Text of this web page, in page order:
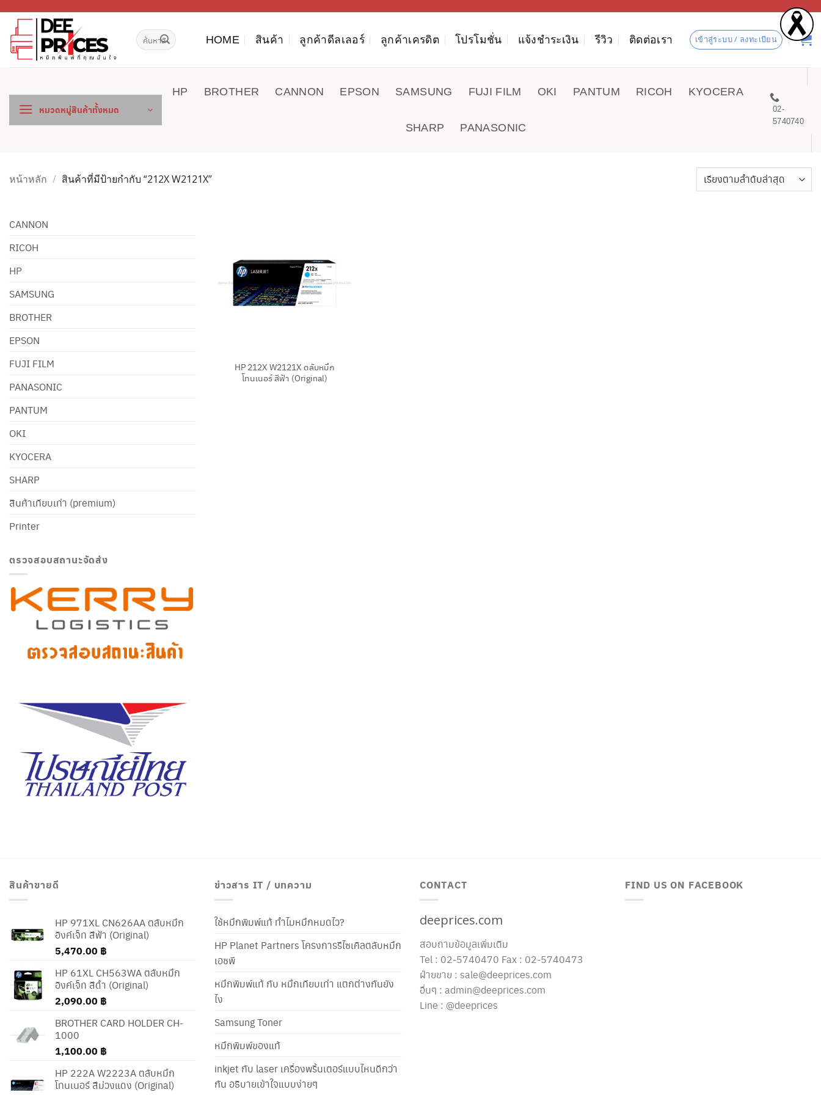
เนื้อหา
ค้นหา: HOME สินค้า ลูกค้าดีลเลอร์ ลูกค้าเครดิต โปรโมชั่น แจ้งชำระเงิน รีวิว ติดต่อเรา เข้าสู่ระบบ / ลงทะเบียน
หมวดหมู่สินค้าทั้งหมด
HP BROTHER CANNON EPSON SAMSUNG FUJI FILM OKI PANTUM RICOH KYOCERA
SHARP PANASONIC
02-
5740740
หน้าหลัก / สินค้าที่มีป้ายกำกับ “212X W2121X”
CANNON
RICOH
HP
SAMSUNG
BROTHER
EPSON
FUJI FILM
PANASONIC
PANTUM
OKI
KYOCERA
SHARP
สินค้าเทียบเท่า (premium)
Printer
ตรวจสอบสถานะจัดส่ง
HP 212X W2121X ตลับหมึก
โทนเนอร์ สีฟ้า (Original)
สินค้าขายดี
HP 971XL CN626AA ตลับหมึก
อิงค์เจ็ท สีฟ้า (Original)
5,470.00 ฿
HP 61XL CH563WA ตลับหมึก
อิงค์เจ็ท สีดำ (Original)
2,090.00 ฿
BROTHER CARD HOLDER CH-
1000
1,100.00 ฿
HP 222A W2223A ตลับหมึก
โทนเนอร์ สีม่วงแดง (Original)
ข่าวสาร IT / บทความ
ใช้หมึกพิมพ์แท้ ทำไมหมึกหมดไว?
HP Planet Partners โครงการรีไซเคิลตลับหมึก
เอชพี
หมึกพิมพ์แท้ กับ หมึกเทียบเท่า แตกต่างกันยัง
ไง
Samsung Toner
หมึกพิมพ์ของแท้
inkjet กับ laser เครื่องพริ้นเตอร์แบบไหนดีกว่า
กัน อธิบายเข้าใจแบบง่ายๆ
CONTACT
deeprices.com
สอบถามข้อมูลเพิ่มเติม
Tel : 02-5740470 Fax : 02-5740473
ฝ่ายขาย : sale@deeprices.com
อื่นๆ : admin@deeprices.com
Line : @deeprices
FIND US ON FACEBOOK